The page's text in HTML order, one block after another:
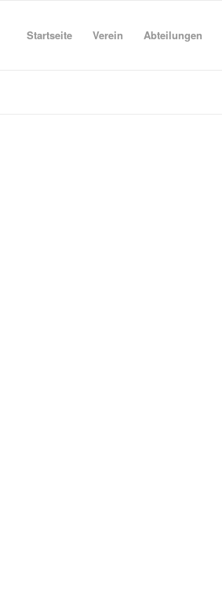
Startseite Verein Abteilungen